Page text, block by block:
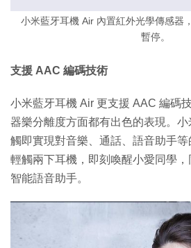
小米藍牙耳機 Air 內置紅外光學傳感器
暫停。
支援 AAC 編碼技術
小米藍牙耳機 Air 更支援 AAC 編碼
器樂分離度方面都有出色的表現。
觸即實現對音樂、通話、語音助手等
輕觸兩下耳機，即刻喚醒小愛同學
智能語音助手。